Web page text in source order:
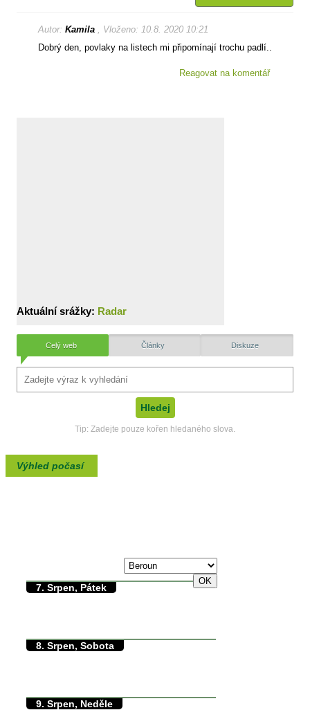
Autor: Kamila , Vloženo: 10.8. 2020 10:21
Dobrý den, povlaky na listech mi připomínají trochu padlí..
Reagovat na komentář
Aktuální srážky: Radar
Celý web Články Diskuze
Tip: Zadejte pouze kořen hledaného slova.
Výhled počasí
7. Srpen, Pátek
8. Srpen, Sobota
9. Srpen, Neděle